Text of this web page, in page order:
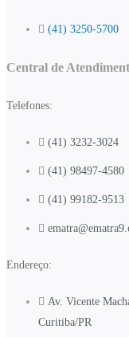
(41) 3250-5700
Central de
Telefones:
(41) 3232-3024
(41) 98497-4580
(41) 99182-9513
Endereço:
Av. Vicente
Curitiba/PR